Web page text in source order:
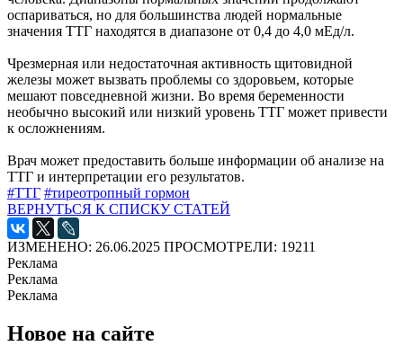
оспариваться, но для большинства людей нормальные
значения ТТГ находятся в диапазоне от 0,4 до 4,0 мЕд/л.
Чрезмерная или недостаточная активность щитовидной
железы может вызвать проблемы со здоровьем, которые
мешают повседневной жизни. Во время беременности
необычно высокий или низкий уровень ТТГ может привести
к осложнениям.
Врач может предоставить больше информации об анализе на
ТТГ и интерпретации его результатов.
#ТТГ #тиреотропный гормон
ВЕРНУТЬСЯ К СПИСКУ СТАТЕЙ
ИЗМЕНЕНО: 26.06.2025 ПРОСМОТРЕЛИ: 19211
Реклама
Реклама
Реклама
Новое на сайте